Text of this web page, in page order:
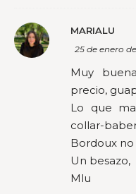
MARIALU
25 de enero
Muy
precio,
Lo que
collar-
Bordoux
Un besazo,
Mlu